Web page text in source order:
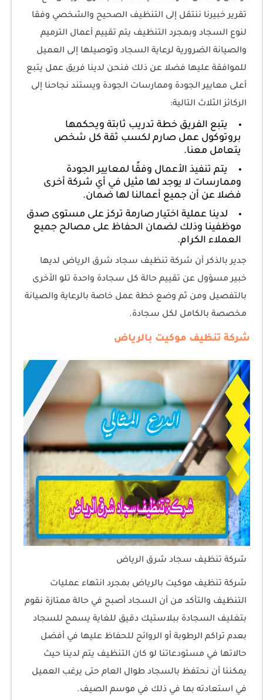
تقرير خبيرنا ننتقل إلى التنظيف الصحيح والشخصي وفقا
لنوع السجاد وبمجرد التنظيف يتم تقييم أعمال الترميم
والصيانة الضرورية لرعاية السجاد وتوصيلها إلى العميل
للموافقة عليها فضلا عن ذلك فنحن لدينا فريق عمل يتبع
أعلى معايير الجودة وممارسات الجودة ويستند نجاحنا إلى
الركائز الثلاث التالية:
يتبع الفريق خطة تدريب ثابتة ويحكمها
بروتوكول عمل صارم لكسب ثقة كل شخص
يتعامل معنا.
يتم تنفيذ الأعمال وفقًا لمعايير الجودة
وممارسات لا يوجد لها مثيل في أي شركة أخرى
فضلا عن أن جميع أعمالنا لها ضمان.
لدينا عملية اختيار صارمة تركز على مستوى صدق
موظفينا وذلك لضمان الحفاظ على مصالح جميع
العملاء الكرام.
جدير بالذكر أن شركة تنظيف سجاد شرق الرياض لديها
خبير مسؤول عن تقييم حالة كل سجادة واحدة تلو الأخرى
بالتفصيل ومن ثم وضع خطة عمل خاصة بالرعاية والصيانة
مخصصة بالكامل لكل سجادة.
شركة تنظيف موكيت بالرياض
شركة تنظيف سجاد شرق الرياض
شركة تنظيف موكيت بالرياض بمجرد انتهاء عمليات
التنظيف والتأكد من أن السجاد أصبح في حالة ممتازة نقوم
بتغليف السجادة ببلاستيك دقيق للغاية يسمح للسجاد
بعدم تراكم الرطوبة أو الروائح للحفاظ عليها في أفضل
حالاتها في مستودعاتنا لو كان التنظيف يتم لدينا حيث
يمكننا أن نحتفظ بالسجاد طوال العام حتى يرغب العميل
في استعادته بما في ذلك في موسم الصيف.